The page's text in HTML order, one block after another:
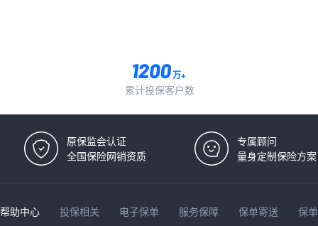
万+
累计投保客户数
原保监会认证
全国保险网销资质
专属顾问
量身定制保险方案
帮助中心 投保相关 电子保单 服务保障 保单寄送
保